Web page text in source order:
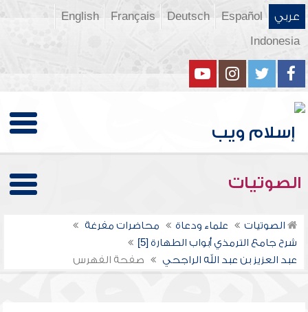
عربي Español
Deutsch
Français
English
Indonesia
الصوتيات
الصوتيات علماء ودعاة
محاضرات مفرغة
شرح جامع الترمذي أبواب الطهارة [5]
عبد العزيز بن عبد الله الراجحي
صفحة الفهرس